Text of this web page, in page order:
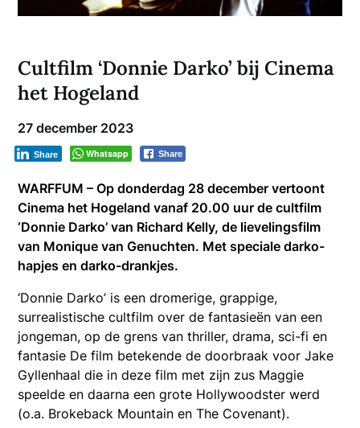
Cultfilm ‘Donnie Darko’ bij Cinema
het Hogeland
27 december 2023
Whatsapp Share
Share
WARFFUM – Op donderdag 28 december vertoont
Cinema het Hogeland vanaf 20.00 uur de cultfilm
‘Donnie Darko’ van Richard Kelly, de lievelingsfilm
van Monique van Genuchten. Met speciale darko-
hapjes en darko-drankjes.
‘Donnie Darko’ is een dromerige, grappige,
surrealistische cultfilm over de fantasieën van een
jongeman, op de grens van thriller, drama, sci-fi en
fantasie De film betekende de doorbraak voor Jake
Gyllenhaal die in deze film met zijn zus Maggie
speelde en daarna een grote Hollywoodster werd
(o.a. Brokeback Mountain en The Covenant).